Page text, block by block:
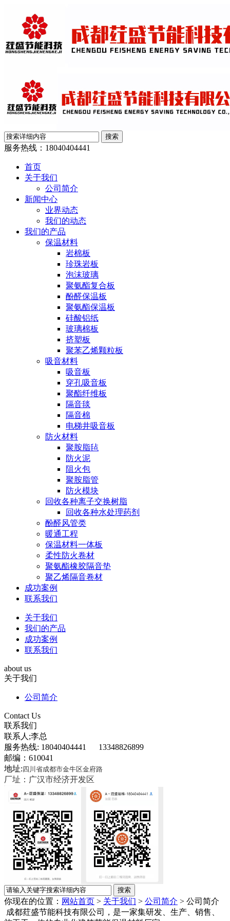
服务热线： 18040404441
首页
关于我们
公司简介
新闻中心
业界动态
我们的动态
我们的产品
保温材料
岩棉板
珍珠岩板
泡沫玻璃
聚氨酯复合板
酚醛保温板
聚氨酯保温板
硅酸铝纸
玻璃棉板
挤塑板
聚苯乙烯颗粒板
吸音材料
吸音板
穿孔吸音板
聚酯纤维板
隔音毯
隔音棉
电梯井吸音板
防火材料
聚胺脂毡
防火泥
阻火包
聚胺脂管
防火模块
回收各种离子交换树脂
回收各种水处理药剂
酚醛风管类
暖通工程
保温材料一体板
柔性防火卷材
聚氨酯橡胶隔音垫
聚乙烯隔音卷材
成功案例
联系我们
关于我们
我们的产品
成功案例
联系我们
about us
关于我们
公司简介
Contact Us
联系我们
联系人;李总
服务热线: 18040404441 13348826899
邮编：610041
地址:四川省成都市金牛区金府路
厂址：广汉市经济开发区
你现在的位置： 网站首页 > 关于我们 > 公司简介 > 公司简介
成都荭盛节能科技有限公司
，是一家集研发、生产、销售、